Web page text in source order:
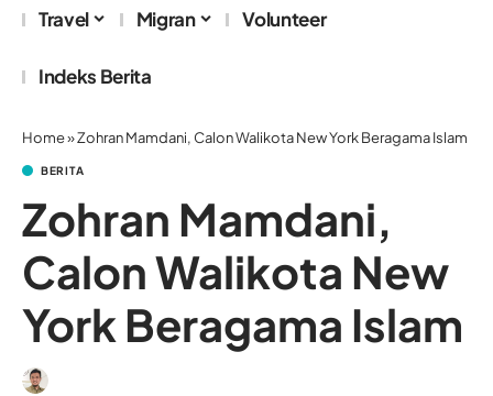
Travel Migran Volunteer
Indeks Berita
Home»Zohran Mamdani, Calon Walikota New York Beragama Islam
BERITA
Zohran Mamdani,
Calon Walikota New
York Beragama Islam